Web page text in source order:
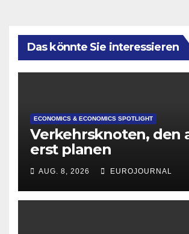
Das könnte Sie interessieren
ECONOMICS & ECONOMICS SPOTLIGHT
Verkehrsknoten, den
erst planen
AUG. 8, 2026 EUROJOURNAL